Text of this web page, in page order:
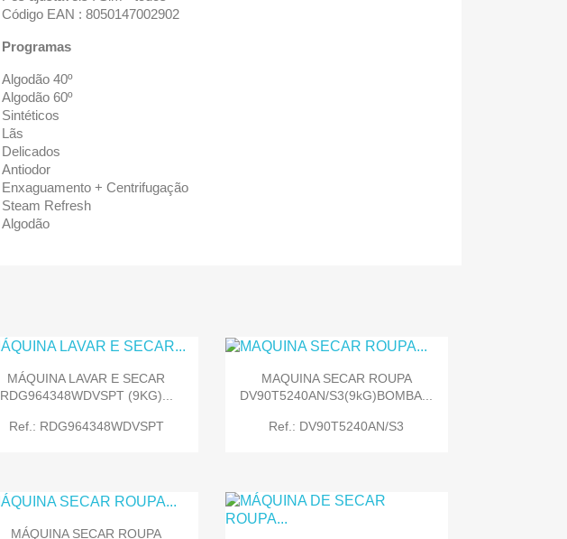
Código EAN : 8050147002902
Programas
Algodão 40º
Algodão 60º
Sintéticos
Lãs
Delicados
Antiodor
Enxaguamento + Centrifugação
Steam Refresh
Algodão
MÁQUINA LAVAR E SECAR
RDG964348WDVSPT (9KG)...
Ref.: RDG964348WDVSPT
MAQUINA SECAR ROUPA
DV90T5240AN/S3(9kG)BOMBA...
Ref.: DV90T5240AN/S3
MÁQUINA SECAR ROUPA